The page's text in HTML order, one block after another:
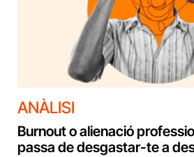
ANÀLISI
Burnout o alienació
passa de desgastar-te a